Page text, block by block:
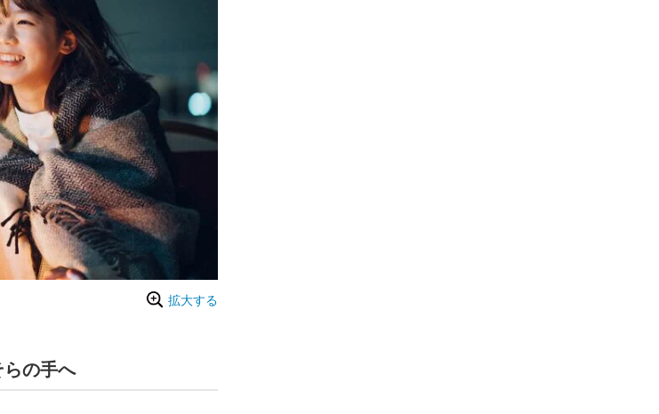
拡大する
らの手へ